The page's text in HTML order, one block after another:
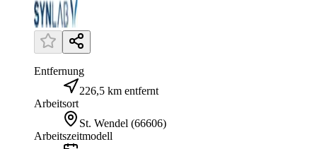
Entfernung
226,5 km entfernt
Arbeitsort
St. Wendel (66606)
Arbeitszeitmodell